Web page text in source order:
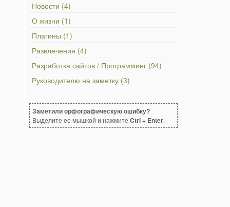
Новости (4)
О жизни (1)
Плагины (1)
Развлечения (4)
Разработка сайтов / Программинг (94)
Руководителю на заметку (3)
Заметили орфографическую ошибку?
Выделите ее мышкой и нажмите Ctrl + Enter.